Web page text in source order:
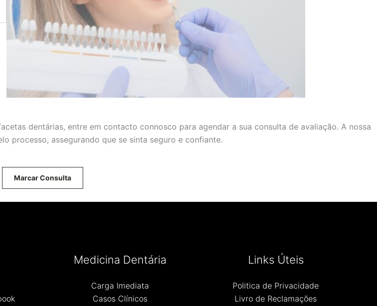
dentárias, entre em contacto connosco para agendar a sua consulta de avaliação. A nossa
processo, assegurando que se sinta seguro e confiante.
Marcar Consulta
Medicina Dentária
Carga Imediata
Casos Clínicos
Links Úteis
Politica de Privacidade
Livro de Reclamações